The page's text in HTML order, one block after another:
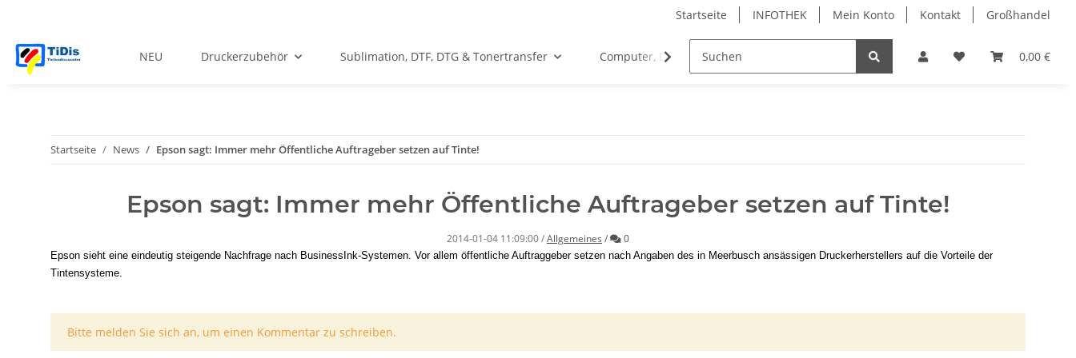
Startseite INFOTHEK Mein Konto Kontakt Großhandel
0,00 €
NEU Druckerzubehör Sublimation, DTF, DTG & Tonertransfer Computer, Drucker & Bürobedarf PVC Kartendrucker & Zubehör TiDis
Startseite News Epson sagt: Immer mehr Öffentliche Auftrageber setzen auf Tinte!
Epson sagt: Immer mehr Öffentliche Auftrageber setzen auf Tinte!
2014-01-04 11:09:00/Allgemeines / Kommentare
0
Epson sieht eine eindeutig steigende Nachfrage nach BusinessInk-Systemen. Vor allem öffentliche Auftraggeber setzen nach Angaben des in Meerbusch ansässigen Druckerherstellers auf die Vorteile der
Tintensysteme.
x
Bitte melden Sie sich an, um einen Kommentar zu schreiben.